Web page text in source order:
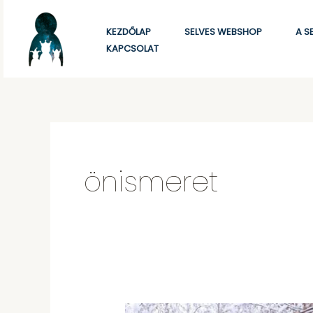
content
KEZDŐLAP SELVES WEBSHOP A
KAPCSOLAT
önismeret